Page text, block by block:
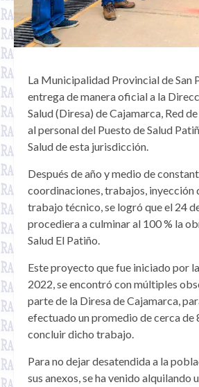
La Municipalidad Provincial de San
entrega de manera oficial a la
Salud (Diresa) de Cajamarca, Red
al personal del Puesto de Salud
Salud de esta jurisdicción.
Después de año y medio de
coordinaciones, trabajos, inyección
trabajo técnico, se logró que el 24
procediera a culminar al 100 % la
Salud El Patiño.
Este proyecto que fue iniciado por
2022, se encontró con múltiples
parte de la Diresa de Cajamarca,
efectuado un promedio de cerca de
concluir dicho trabajo.
Para no dejar desatendida a la
sus anexos, se ha venido alquilando